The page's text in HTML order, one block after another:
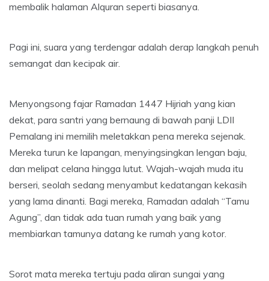
membalik halaman Alquran seperti biasanya.
Pagi ini, suara yang terdengar adalah derap langkah penuh
semangat dan kecipak air.
Menyongsong fajar Ramadan 1447 Hijriah yang kian
dekat, para santri yang bernaung di bawah panji LDII
Pemalang ini memilih meletakkan pena mereka sejenak.
Mereka turun ke lapangan, menyingsingkan lengan baju,
dan melipat celana hingga lutut. Wajah-wajah muda itu
berseri, seolah sedang menyambut kedatangan kekasih
yang lama dinanti. Bagi mereka, Ramadan adalah “Tamu
Agung”, dan tidak ada tuan rumah yang baik yang
membiarkan tamunya datang ke rumah yang kotor.
Sorot mata mereka tertuju pada aliran sungai yang